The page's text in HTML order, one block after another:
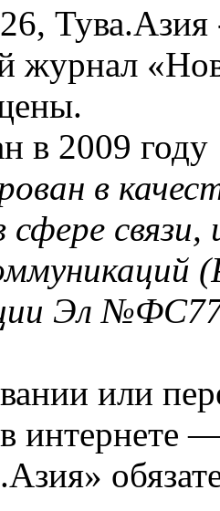
Тува.Азия
журнал
в 2009 году
в
сфере
Эл
или
в интернете